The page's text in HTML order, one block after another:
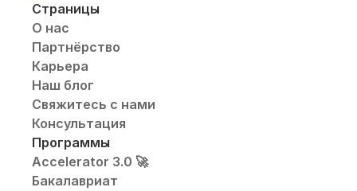
Страницы
О нас
Партнёрство
Карьера
Наш блог
Свяжитесь с нами
Консультация
Программы
Accelerator 3.0 🚀
Бакалавриат